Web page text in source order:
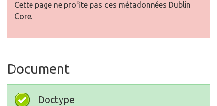
Cette page ne profite pas des métadonnées Dublin
Core.
Document
Doctype